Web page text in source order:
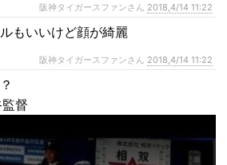
阪神タイガースファンさん 2018,4/14 11:22
もいいけど顔が綺麗
阪神タイガースファンさん 2018,4/14 11:22
督